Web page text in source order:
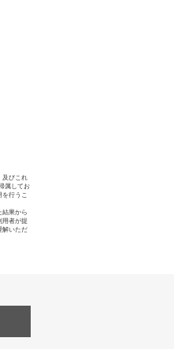
及びこれ
属してお
行うこ
結果から
用者が提
解いただ